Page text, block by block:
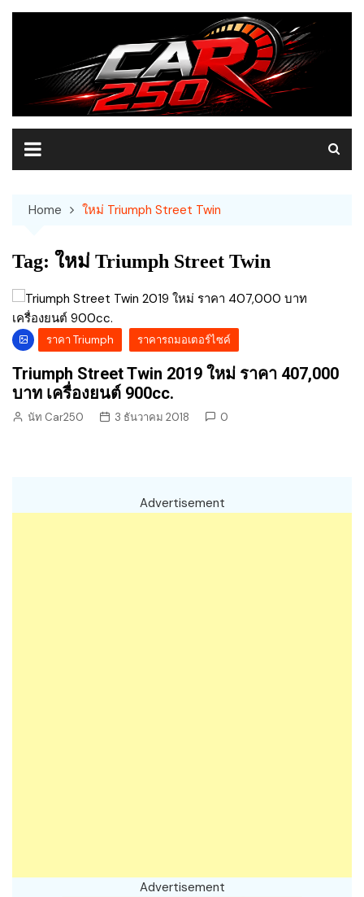
Skip
Home ใหม่ Triumph Street Twin
Tag: ใหม่ Triumph Street Twin
ราคา Triumph ราคารถมอเตอร์ไซค์
Triumph Street Twin 2019 ใหม่ ราคา 407,000
บาท เครื่องยนต์ 900cc.
นัท Car250 3 ธันวาคม 2018 0
Advertisement
Advertisement